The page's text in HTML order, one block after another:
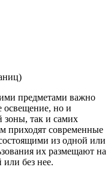
предметами важно
освещение, но и
зоны, так и самих
приходят современные
из одной или
их размещают на
или без нее.